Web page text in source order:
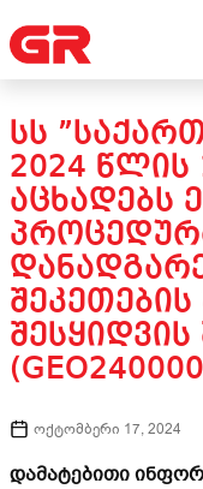
ᲡᲡ
2024
ᲐᲪᲮᲐᲓᲔᲑᲡ
ᲨᲔᲡᲧᲘᲓᲕᲘᲡ
ოქტომბერი 17, 2024
დამატებითი